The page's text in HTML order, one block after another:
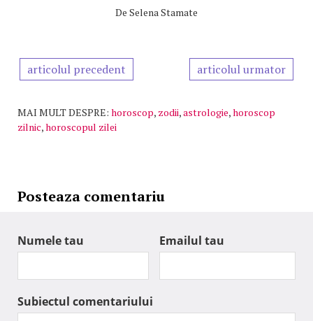
De Selena Stamate
articolul precedent articolul urmator
MAI MULT DESPRE: horoscop, zodii,astrologie,horoscop
zilnic,horoscopul zilei
Posteaza comentariu
Numele tau Emailul tau
Subiectul comentariului